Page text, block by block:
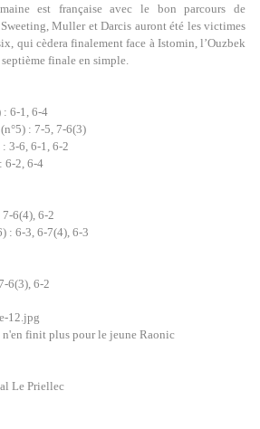
est française avec le bon parcours de
Muller et Darcis auront été les victimes
qui cèdera finalement face à Istomin, l’Ouzbek
finale en simple.
: 6-1, 6-4
: 7-5, 7-6(3)
3-6, 6-1, 6-2
6-2, 6-4
6(4), 6-2
: 6-3, 6-7(4), 6-3
6(3), 6-2
n'en finit plus pour le jeune Raonic
Le Priellec